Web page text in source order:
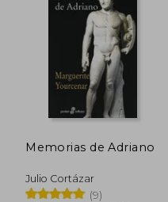
Rápido
Memorias de Adriano
Julio Cortázar
(9)